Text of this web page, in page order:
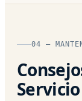
04 —